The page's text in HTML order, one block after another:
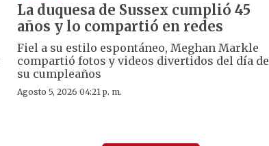
La duquesa de Sussex cumplió 45
años y lo compartió en redes
Fiel a su estilo espontáneo, Meghan Markle
compartió fotos y videos divertidos del día de
su cumpleaños
Agosto 5, 2026 04:21 p. m.